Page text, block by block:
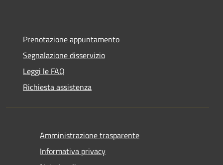
Prenotazione appuntamento
Segnalazione disservizio
Leggi le FAQ
Richiesta assistenza
Amministrazione trasparente
Informativa privacy